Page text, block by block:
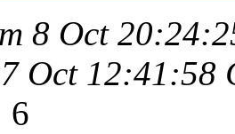
8 Oct
Oct 12:41:58
6